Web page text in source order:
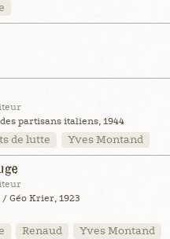
partisans italiens, 1944
de lutte Yves Montand
Géo Krier, 1923
Renaud Yves Montand